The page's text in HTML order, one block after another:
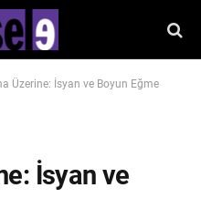
Üzerine: İsyan ve Boyun Eğme
İsyan ve